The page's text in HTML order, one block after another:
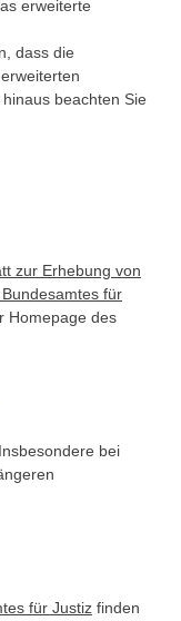
erweiterte
dass die
beachten Sie
zur Erhebung von
für
Homepage des
Insbesondere bei
für Justizfinden